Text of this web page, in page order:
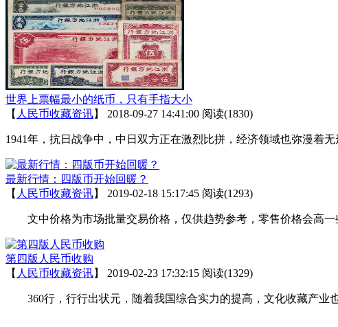
世界上票幅最小的纸币，只有手指大小
【 人民币收藏资讯】 2018-09-27 14:41:00 阅读(1830)
1941年，抗日战争中，中日双方正在激烈比拼，经济领域也弥漫着
最新行情：四版币开始回暖？
【 人民币收藏资讯】 2019-02-18 15:17:45 阅读(1293)
文中价格为市场批量交易价格，仅供趋势参考，零售价格会高
第四版人民币收购
【 人民币收藏资讯】 2019-02-23 17:32:15 阅读(1329)
360行，行行出状元，随着我国综合实力的提高，文化收藏产业